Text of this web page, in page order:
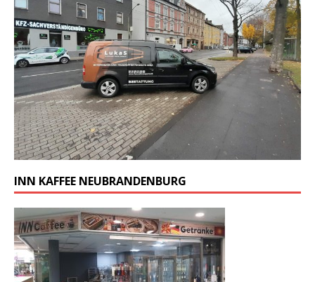
INN KAFFEE NEUBRANDENBURG